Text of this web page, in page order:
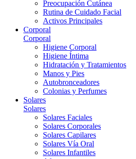
Preocupación Cutánea
Rutina de Cuidado Facial
Activos Principales
Corporal
Corporal
Higiene Corporal
Higiene Íntima
Hidratación y Tratamientos
Manos y Pies
Autobronceadores
Colonias y Perfumes
Solares
Solares
Solares Faciales
Solares Corporales
Solares Capilares
Solares Vía Oral
Solares Infantiles